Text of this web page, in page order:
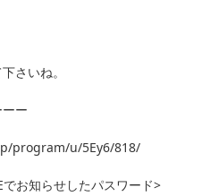
さいね。
ー
program/u/5Ey6/818/
お知らせしたパスワード>